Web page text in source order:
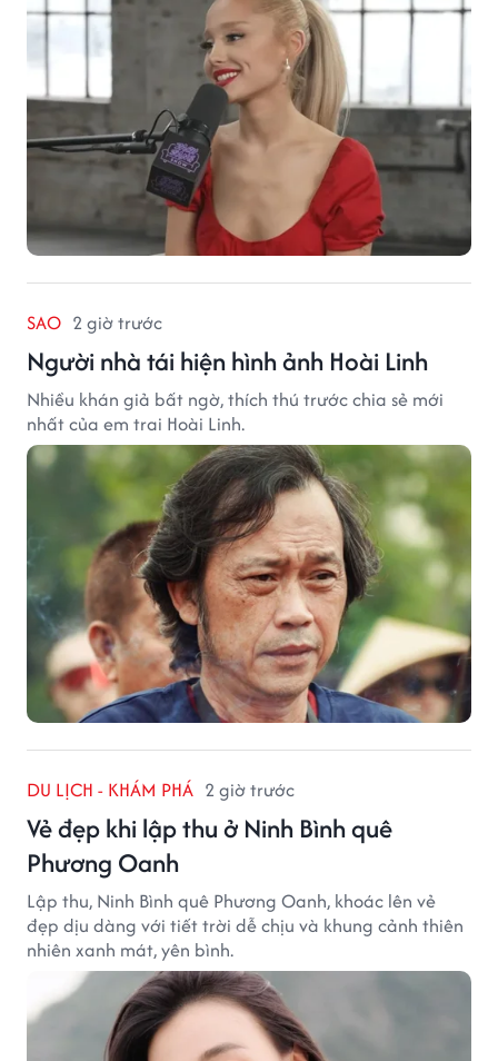
SAO 2 giờ trước
Người nhà tái hiện hình ảnh Hoài Linh
Nhiều khán giả bất ngờ, thích thú trước chia sẻ mới
nhất của em trai Hoài Linh.
DU LỊCH - KHÁM PHÁ 2 giờ trước
Vẻ đẹp khi lập thu ở Ninh Bình quê
Phương Oanh
Lập thu, Ninh Bình quê Phương Oanh, khoác lên vẻ
đẹp dịu dàng với tiết trời dễ chịu và khung cảnh thiên
nhiên xanh mát, yên bình.